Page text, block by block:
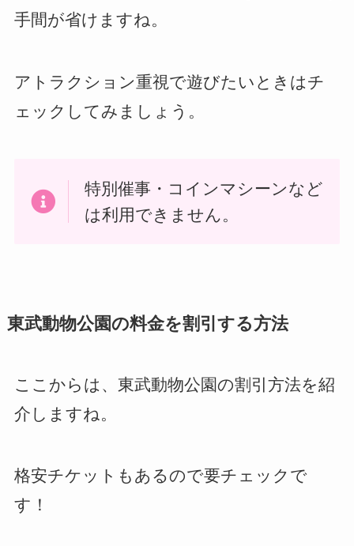
手間が省けますね。
アトラクション重視で遊びたいときはチ
ェックしてみましょう。
特別催事・コインマシーンなど
は利用できません。
東武動物公園の料金を割引する方法
ここからは、東武動物公園の割引方法を紹
介しますね。
格安チケットもあるので要チェックで
す！